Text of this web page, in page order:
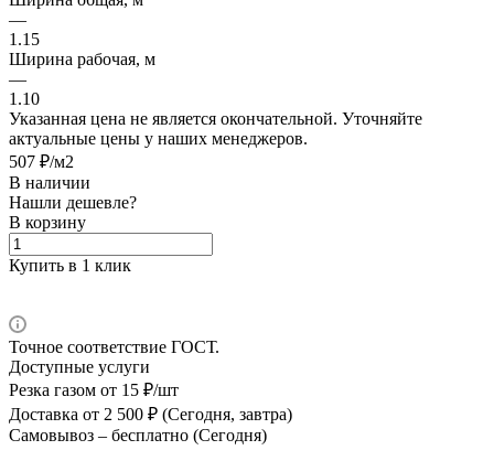
—
1.15
Ширина рабочая, м
—
1.10
Указанная цена не является окончательной. Уточняйте
актуальные цены у наших менеджеров.
507 ₽/м2
В наличии
Нашли дешевле?
В корзину
Купить в 1 клик
Точное соответствие ГОСТ.
Доступные услуги
Резка газом от 15 ₽/шт
Доставка от 2 500 ₽ (Сегодня, завтра)
Самовывоз – бесплатно (Сегодня)